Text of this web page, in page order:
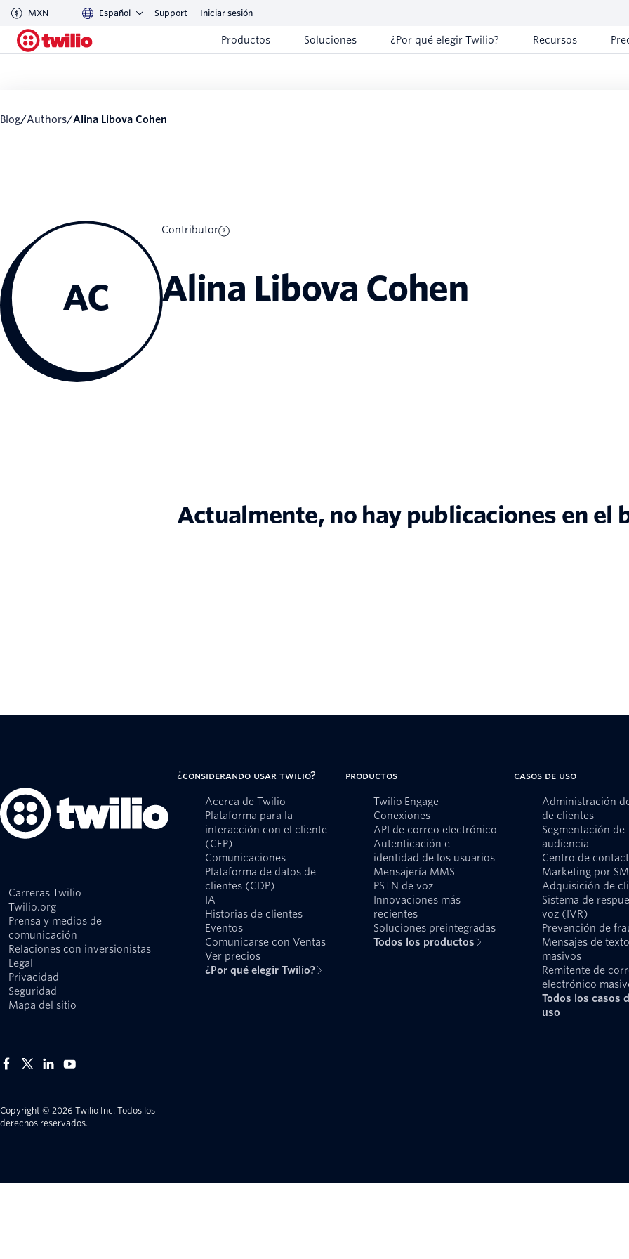
MXN Español Support Iniciar sesión
Productos Soluciones ¿Por qué elegir Twilio? Recursos
Blog/ Authors/ Alina Libova Cohen
AC
Contributor
Alina Libova Cohen
Actualmente, no hay publicaciones en el
Carreras Twilio
Twilio.org
Prensa y medios de
comunicación
Relaciones con inversionistas
Legal
Privacidad
Seguridad
Mapa del sitio
Copyright © 2026 Twilio Inc. Todos los
derechos reservados.
¿Considerando usar Twilio?
Acerca de Twilio
Plataforma para la
interacción con el cliente
(CEP)
Comunicaciones
Plataforma de datos de
clientes (CDP)
IA
Historias de clientes
Eventos
Comunicarse con Ventas
Ver precios
¿Por qué elegir Twilio?
Productos
Twilio Engage
Conexiones
API de correo electrónico
Autenticación e
identidad de los usuarios
Mensajería MMS
PSTN de voz
Innovaciones más
recientes
Soluciones preintegradas
Todos los productos
Casos de uso
Administración
de clientes
Segmentación de
audiencia
Centro de
Marketing por
Adquisición de
Sistema de
voz (IVR)
Prevención de
Mensajes de texto
masivos
Remitente de
electrónico
Todos los casos
uso